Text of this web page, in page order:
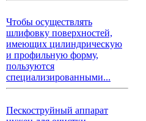
Чтобы осуществлять
шлифовку поверхностей,
имеющих цилиндрическую
и профильную форму,
пользуются
специализированными...
Пескоструйный аппарат